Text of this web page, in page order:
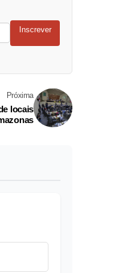
Inscrever
Próxima